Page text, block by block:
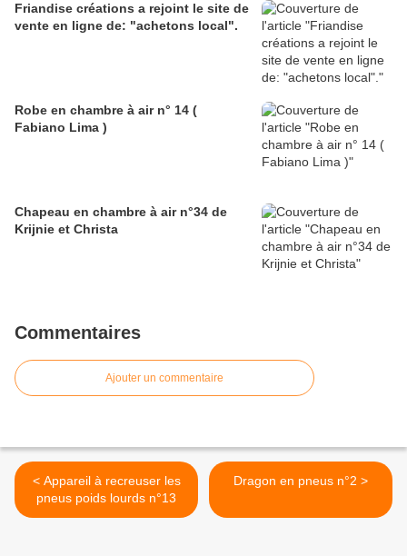
Friandise créations a rejoint le site de
vente en ligne de: "achetons local".
Robe en chambre à air n° 14 (
Fabiano Lima )
Chapeau en chambre à air n°34 de
Krijnie et Christa
Commentaires
Ajouter un commentaire
< Appareil à recreuser les
pneus poids lourds n°13
Dragon en pneus n°2 >